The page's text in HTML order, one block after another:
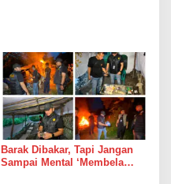
Barak Dibakar, Tapi Jangan
Sampai Mental ‘Membela